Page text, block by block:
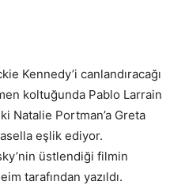
Kennedy’i canlandıracağı
koltuğunda Pablo Larrain
Natalie Portman’a Greta
eşlik ediyor.
üstlendiği filmin
tarafından yazıldı.